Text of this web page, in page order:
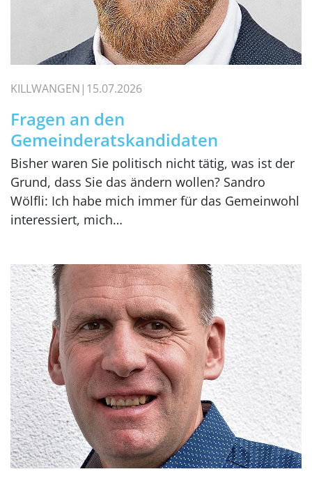
KILLWANGEN 15.07.2026
Fragen an den
Gemeinderatskandidaten
Bisher waren Sie politisch nicht tätig, was ist der
Grund, dass Sie das ändern wollen? Sandro
Wölfli: Ich habe mich immer für das Gemeinwohl
interessiert, mich…